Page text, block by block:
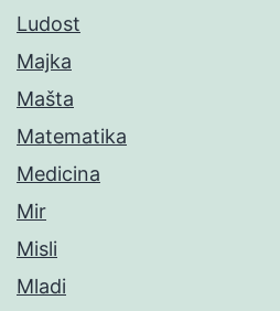
Ludost
Majka
Mašta
Matematika
Medicina
Mir
Misli
Mladi